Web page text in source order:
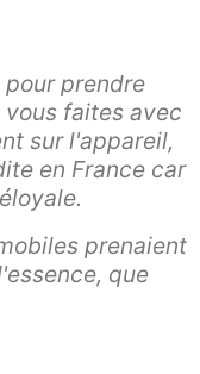
prendre
faites avec
sur l'appareil,
en France car
prenaient
que